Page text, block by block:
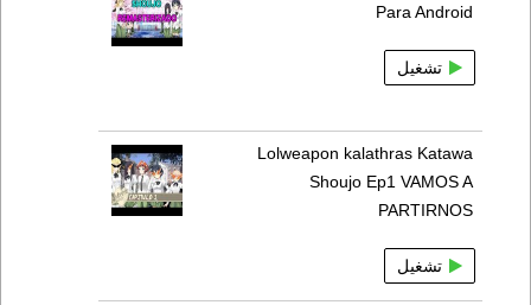
Para Android
تشغيل
Lolweapon kalathras Katawa
Shoujo Ep1 VAMOS A
PARTIRNOS
تشغيل